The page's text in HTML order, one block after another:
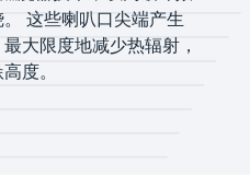
这些喇叭口尖端产生
大限度地减少热辐射，
度。